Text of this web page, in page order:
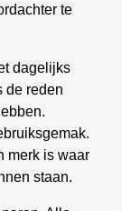
te
dagelijks
de reden
merk is waar
staan.